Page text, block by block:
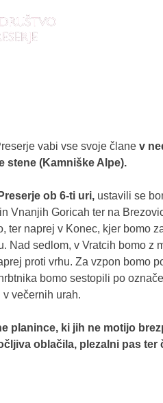
vabi vse svoje člane v
stene (Kamniške Alpe).
ob 6-ti uri, ustavili se
Vnanjih Goricah ter na
ter naprej v Konec, kjer bomo
Nad sedlom, v Vratcih bomo z
proti vrhu. Za vzpon bomo
bomo sestopili po
večernih urah.
planince, ki jih ne motijo
oblačila, plezalni pas ter